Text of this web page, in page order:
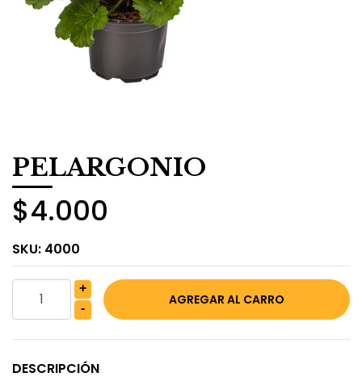
PELARGONIO
$4.000
SKU: 4000
+
-
DESCRIPCIÓN